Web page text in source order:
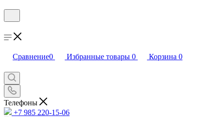
Сравнение0 Избранные товары 0 Корзина 0
Телефоны
+7 985 220-15-06